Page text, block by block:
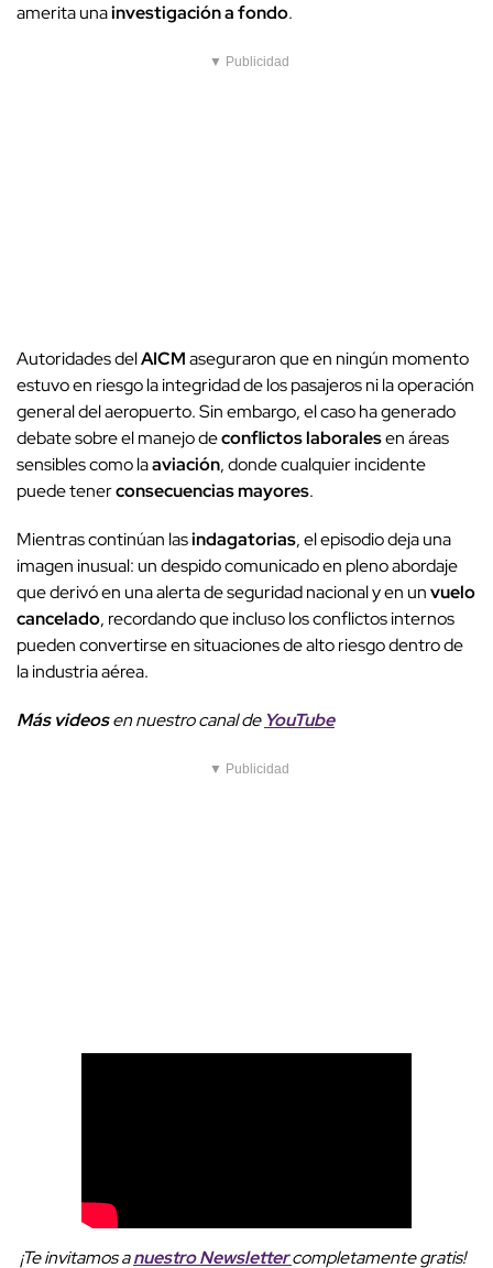
amerita unainvestigación a fondo.
▼ Publicidad
Autoridades delAICMaseguraron que en ningún momento
estuvo en riesgo la integridad de los pasajeros ni la operación
general del aeropuerto. Sin embargo, el caso ha generado
debate sobre el manejo deconflictos laboralesen áreas
sensibles como laaviación, donde cualquier incidente
puede tenerconsecuencias mayores.
Mientras continúan lasindagatorias, el episodio deja una
imagen inusual: un despido comunicado en pleno abordaje
que derivó en una alerta de seguridad nacional y en unvuelo
cancelado, recordando que incluso los conflictos internos
pueden convertirse en situaciones de alto riesgo dentro de
la industria aérea.
Más videosen nuestro canal de YouTube
▼ Publicidad
¡Te invitamos anuestro Newslettercompletamente gratis!